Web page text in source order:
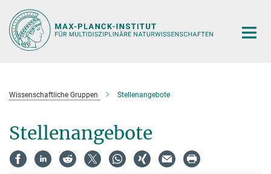
Hauptinhalt
Wissenschaftliche Gruppen Stellenangebote
Stellenangebote